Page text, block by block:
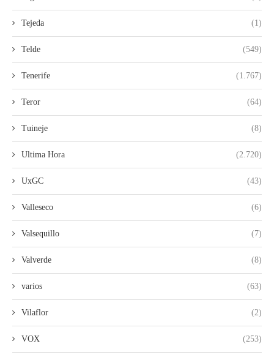
Tejeda (1)
Telde (549)
Tenerife (1.767)
Teror (64)
Tuineje (8)
Ultima Hora (2.720)
UxGC (43)
Valleseco (6)
Valsequillo (7)
Valverde (8)
varios (63)
Vilaflor (2)
VOX (253)